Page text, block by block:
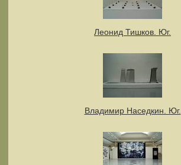
Леонид Тишков. Юг.
Владимир Наседкин. Юг.